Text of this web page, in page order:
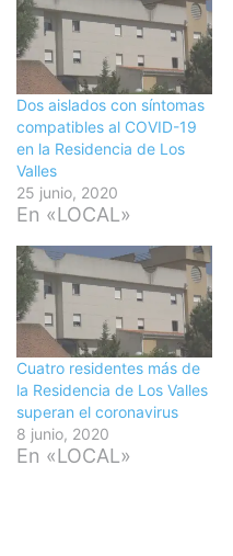
Dos aislados con síntomas
compatibles al COVID-19
en la Residencia de Los
Valles
25 junio, 2020
En «LOCAL»
Cuatro residentes más de
la Residencia de Los Valles
superan el coronavirus
8 junio, 2020
En «LOCAL»